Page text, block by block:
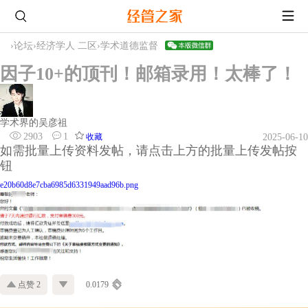
›论坛›经济学人 二区 ›学术道德监督
因子10+的顶刊！邮箱录用！太棒了！
学术界的吴彦祖
2903
1 收藏 2025-06-10
如需批量上传资料发帖，请点击上方的批量上传发帖按
钮
e20b60d8e7cba6985d6331949aad96b.png
点赞 2 0.0179